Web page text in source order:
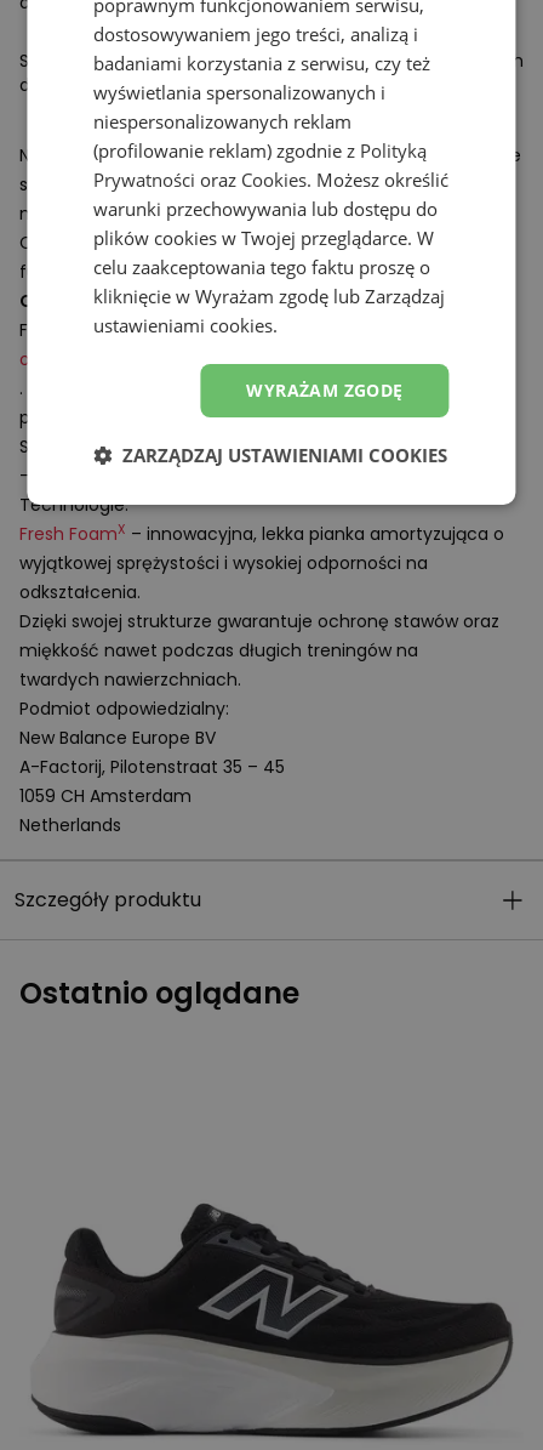
Są idealne codziennych treningów i długich sesji biegowych
dzięki
maksymalnej amortyzacji i komfortowi
New Balance Fresh Foam x More v6 zostały zaprojektowane
specjalnie dobiegania po asfalciei utwardzonych
nawierzchniach.
Czarne buty do biegania damskie – styl spotyka
funkcjonalność
Czarne buty do biegania damskieNew Balance Fresh
Foam x More v6 doskonale komponują się ze
odzieżą damską
sportowymi koszulkami do biegania
. Uniwersalny czarny kolor obuwia i biała podeszwa
pozwalają łączyć je z różnymi stylizacjami treningowymi.
Specyfikacja:
- Drop: 4 mm
Technologie:
Fresh FoamX – innowacyjna, lekka pianka amortyzująca o
wyjątkowej sprężystości i wysokiej odporności na
odkształcenia.
Dzięki swojej strukturze gwarantuje ochronę stawów oraz
miękkość nawet podczas długich treningów na
twardych nawierzchniach.
Podmiot odpowiedzialny:
New Balance Europe BV
A-Factorij, Pilotenstraat 35 – 45
1059 CH Amsterdam
Netherlands
Szczegóły produktu
Ostatnio oglądane
dostosowywaniem jego treści, analizą i
badaniami korzystania z serwisu, czy też
wyświetlania spersonalizowanych i
niespersonalizowanych reklam
(profilowanie reklam) zgodnie z Polityką
Prywatności oraz Cookies. Możesz określić
warunki przechowywania lub dostępu do
plików cookies w Twojej przeglądarce. W
celu zaakceptowania tego faktu proszę o
kliknięcie w Wyrażam zgodę lub Zarządzaj
ustawieniami cookies.
WYRAŻAM ZGODĘ
ZARZĄDZAJ USTAWIENIAMI COOKIES